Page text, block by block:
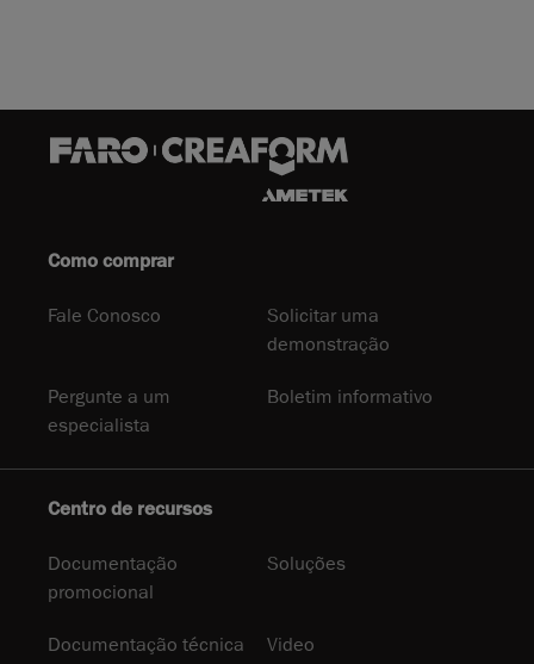
Como comprar
Fale Conosco
Solicitar uma
demonstração
Pergunte a um
especialista
Boletim informativo
Centro de recursos
Documentação
promocional
Soluções
Documentação técnica Video